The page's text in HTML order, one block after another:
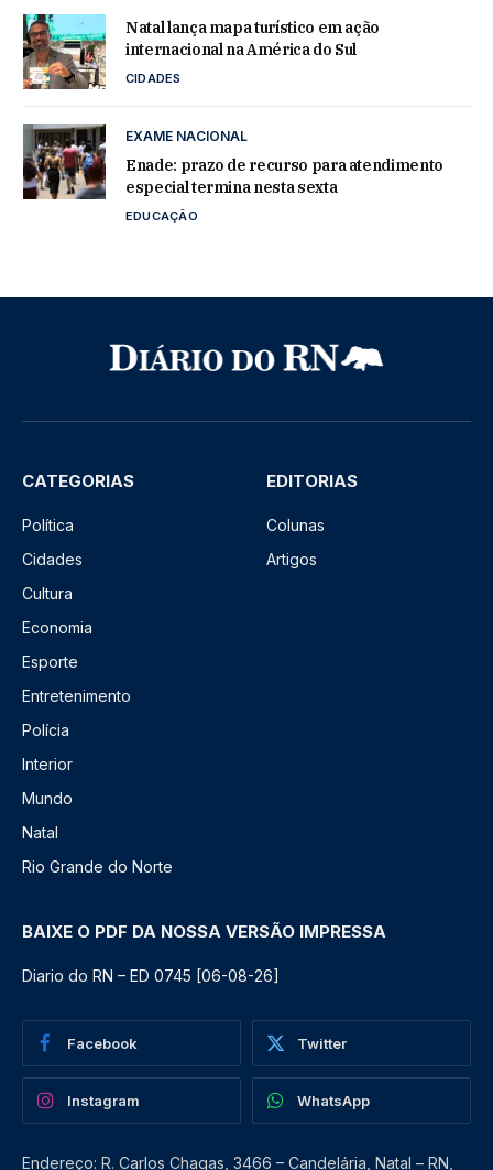
Natal lança mapa turístico em ação
internacional na América do Sul
CIDADES
EXAME NACIONAL
Enade: prazo de recurso para atendimento
especial termina nesta sexta
EDUCAÇÃO
CATEGORIAS
Política
Cidades
Cultura
Economia
Esporte
Entretenimento
Polícia
Interior
Mundo
Natal
Rio Grande do Norte
EDITORIAS
Colunas
Artigos
BAIXE O PDF DA NOSSA VERSÃO IMPRESSA
Diario do RN – ED 0745 [06-08-26]
Facebook Twitter
Instagram WhatsApp
Endereço: R. Carlos Chagas, 3466 – Candelária, Natal – RN,